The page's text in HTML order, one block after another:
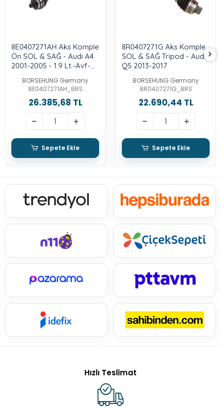
8E0407271AH Aks Komple
Ön SOL & SAĞ - Audi A4
2001-2005 - 1.9 Lt.-Avf-
BORSEHUNG Germany
8E0407271AH_BRS
26.385,68 TL
Sepete Ekle
8R0407271G Aks Komple
SOL & SAĞ Tripod - Audı-
Q5 2013-2017
BORSEHUNG Germany
8R0407271G_BRS
22.690,44 TL
Sepete Ekle
Hızlı Teslimat